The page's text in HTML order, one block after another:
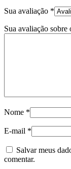
Sua avaliação *
Sua avaliação sobre
Nome *
E-mail *
Salvar meus
comentar.